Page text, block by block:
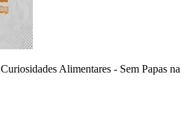
Alimentares - Sem Papas na